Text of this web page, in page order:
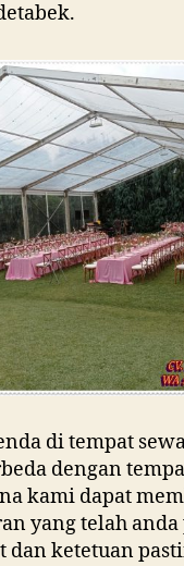
di tempat
dengan
kami dapat
yang telah
dan ketetuan